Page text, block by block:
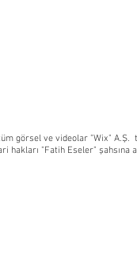
görsel ve videolar "Wix" A.Ş.
hakları "Fatih Eseler" şahsına